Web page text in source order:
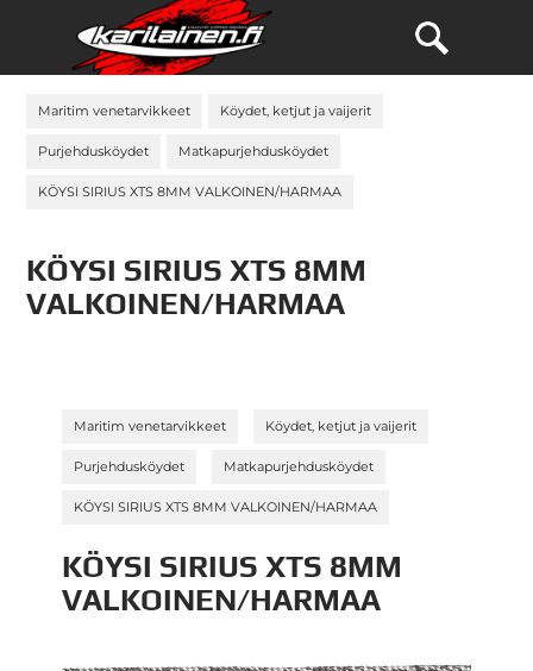
Maritim venetarvikkeet Köydet, ketjut ja vaijerit
Purjehdusköydet Matkapurjehdusköydet
KÖYSI SIRIUS XTS 8MM VALKOINEN/HARMAA
KÖYSI SIRIUS XTS 8MM
VALKOINEN/HARMAA
Maritim venetarvikkeet Köydet, ketjut ja vaijerit
Purjehdusköydet Matkapurjehdusköydet
KÖYSI SIRIUS XTS 8MM VALKOINEN/HARMAA
KÖYSI SIRIUS XTS 8MM
VALKOINEN/HARMAA